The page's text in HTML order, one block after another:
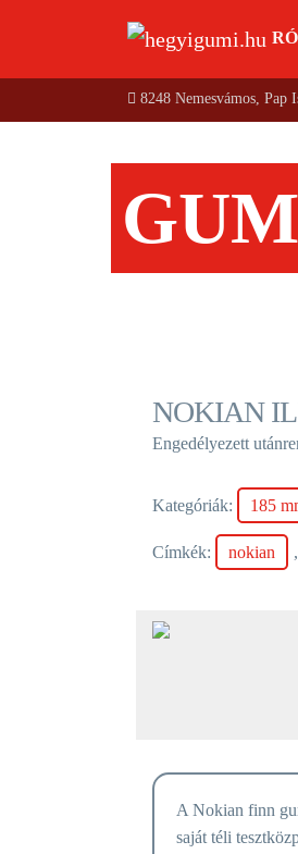
8248 Nemesvámos, Pap
NOKIAN
Engedélyezett
Kategóriák: 185
Címkék: nokian ,
A Nokian finn
saját téli